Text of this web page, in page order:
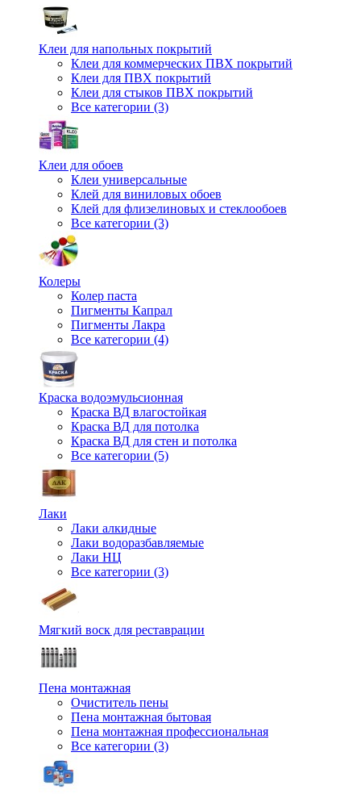
Клеи для напольных покрытий
Клеи для коммерческих ПВХ покрытий
Клеи для ПВХ покрытий
Клеи для стыков ПВХ покрытий
Все категории (3)
Клеи для обоев
Клеи универсальные
Клей для виниловых обоев
Клей для флизелиновых и стеклообоев
Все категории (3)
Колеры
Колер паста
Пигменты Капрал
Пигменты Лакра
Все категории (4)
Краска водоэмульсионная
Краска ВД влагостойкая
Краска ВД для потолка
Краска ВД для стен и потолка
Все категории (5)
Лаки
Лаки алкидные
Лаки водоразбавляемые
Лаки НЦ
Все категории (3)
Мягкий воск для реставрации
Пена монтажная
Очиститель пены
Пена монтажная бытовая
Пена монтажная профессиональная
Все категории (3)